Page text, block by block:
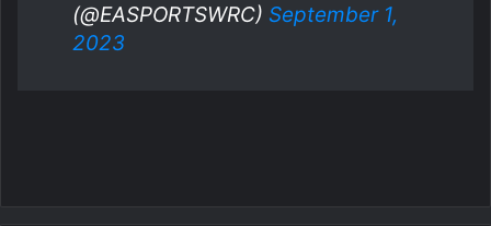
(@EASPORTSWRC) September 1,
2023